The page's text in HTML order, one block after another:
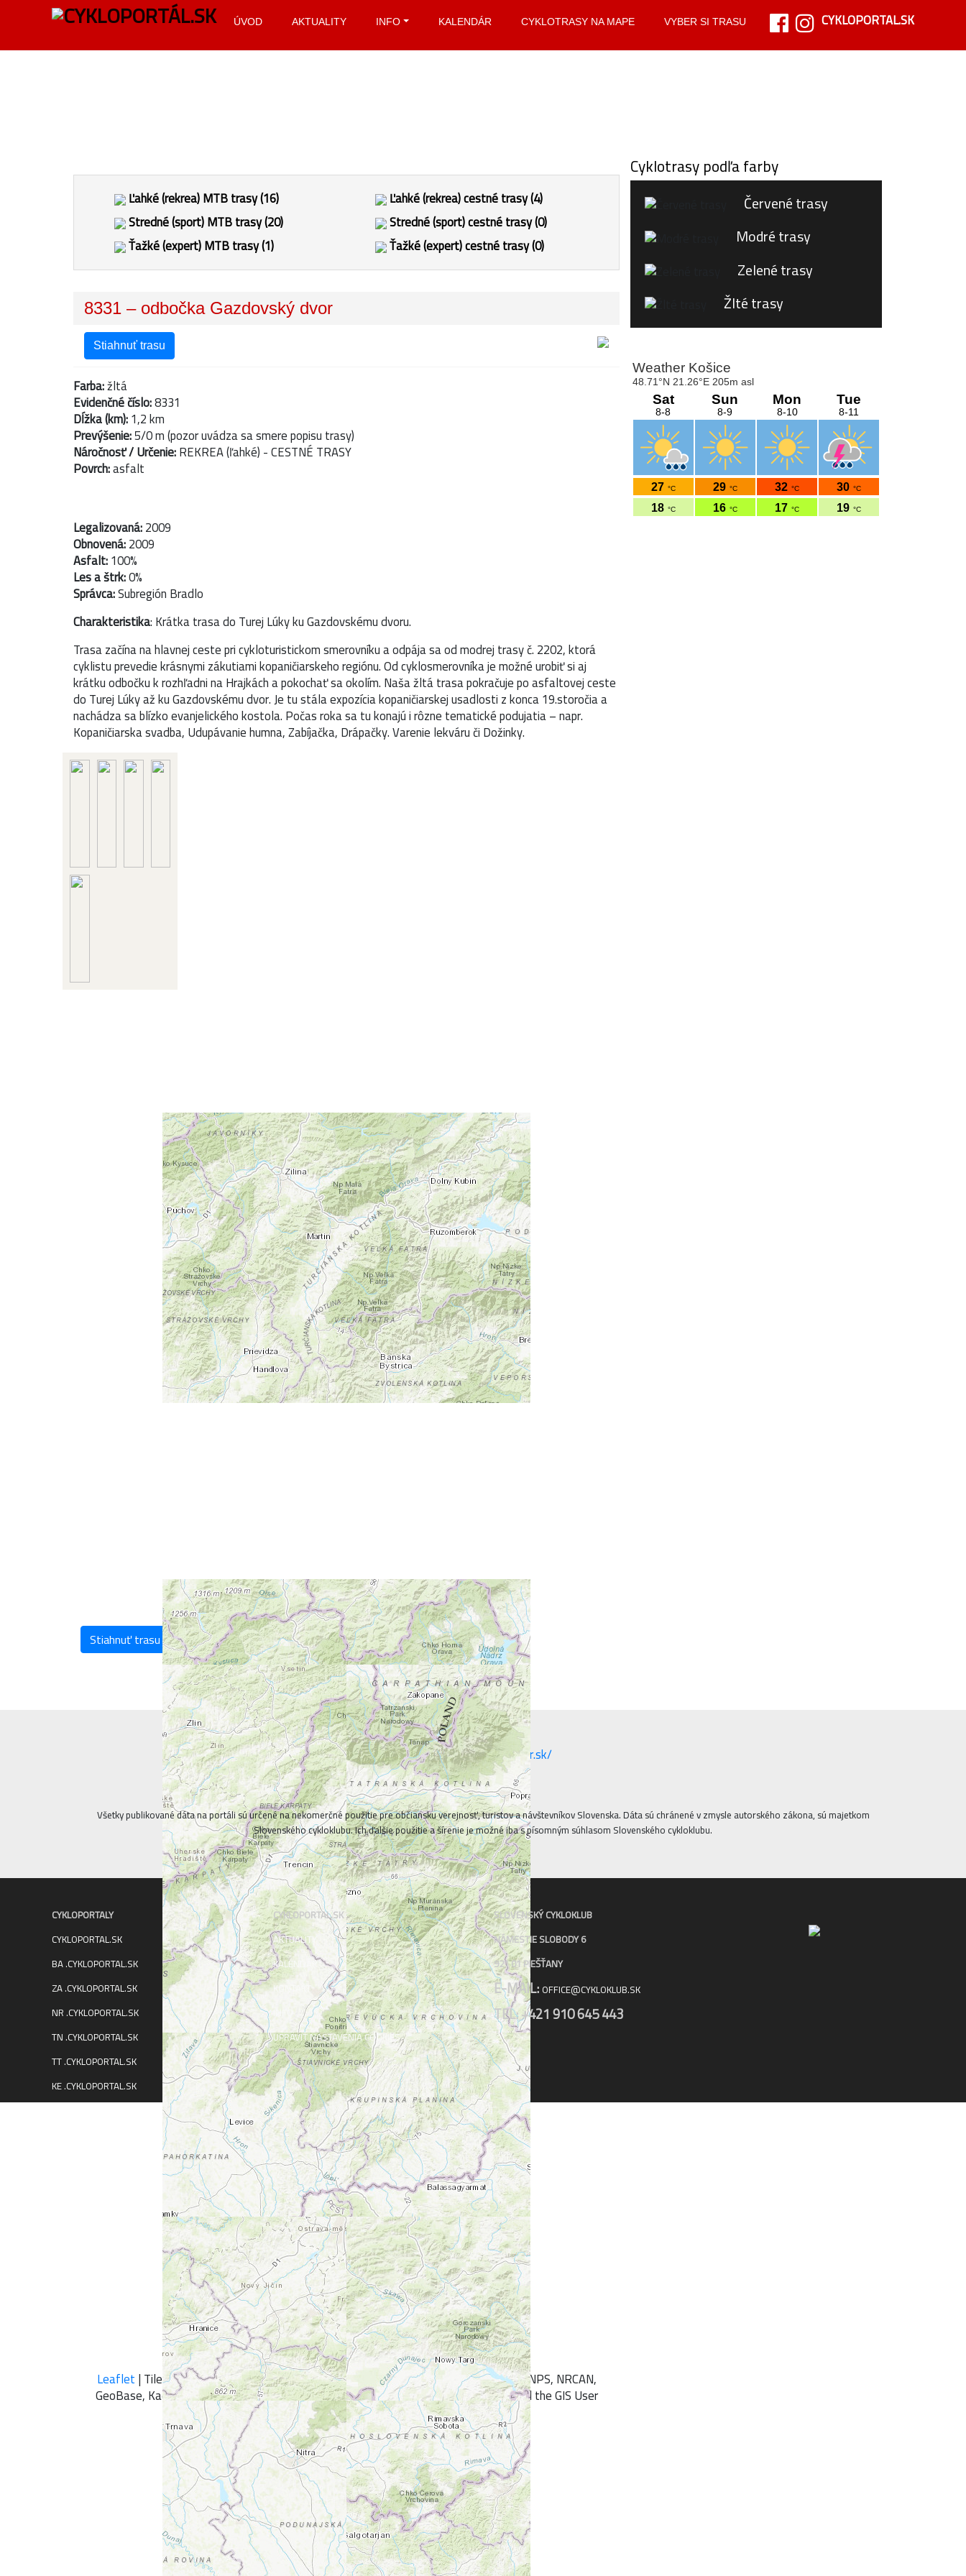
ÚVOD AKTUALITY INFO KALENDÁR CYKLOTRASY NA MAPE VYBER SI TRASU CYKLOPORTAL.SK
Ľahké (rekrea) MTB trasy (16)
Stredné (sport) MTB trasy (20)
Ťažké (expert) MTB trasy (1)
Ľahké (rekrea) cestné trasy (4)
Stredné (sport) cestné trasy (0)
Ťažké (expert) cestné trasy (0)
8331 – odbočka Gazdovský dvor
Stiahnuť trasu
Farba:žltá
Evidenčné číslo:8331
Dĺžka (km):1,2 km
Prevýšenie:5/0 m (pozor uvádza sa smere popisu trasy)
Náročnosť / Určenie:REKREA (ľahké) - CESTNÉ TRASY
Povrch:asfalt
Legalizovaná:2009
Obnovená:2009
Asfalt:100%
Les a štrk:0%
Správca:Subregión Bradlo
Charakteristika: Krátka trasa do Turej Lúky ku Gazdovskému dvoru.
Trasa začína na hlavnej ceste pri cykloturistickom smerovníku a odpája sa od modrej trasy č. 2202, ktorá
cyklistu prevedie krásnymi zákutiami kopaničiarskeho regiónu. Od cyklosmerovníka je možné urobiť si aj
krátku odbočku k rozhľadni na Hrajkách a pokochať sa okolím. Naša žltá trasa pokračuje po asfaltovej ceste
do Turej Lúky až ku Gazdovskému dvor. Je tu stála expozícia kopaničiarskej usadlosti z konca 19.storočia a
nachádza sa blízko evanjelického kostola. Počas roka sa tu konajú i rôzne tematické podujatia – napr.
Kopaničiarska svadba, Udupávanie humna, Zabíjačka, Drápačky. Varenie lekváru či Dožinky.
+-
Leaflet| Tiles © Esri — Esri, DeLorme, NAVTEQ, TomTom, Intermap, iPC, USGS, FAO, NPS, NRCAN,
GeoBase, Kadaster NL, Ordnance Survey, Esri Japan, METI, Esri China (Hong Kong), and the GIS User
Community
Stiahnuť trasu
Cyklotrasy podľa farby
Červené trasy
Modré trasy
Zelené trasy
Žlté trasy
Všetky publikované dáta na portáli sú určené na nekomerčné použitie pre občiansku verejnosť, turistov a návštevníkov Slovenska. Dáta sú chránené v zmysle autorského zákona, sú majetkom
Slovenského cykloklubu. Ich ďalšie použitie a šírenie je možné iba s písomným súhlasom Slovenského cykloklubu.
CYKLOPORTALY
CYKLOPORTAL.SK
BA .CYKLOPORTAL.SK
ZA .CYKLOPORTAL.SK
NR .CYKLOPORTAL.SK
TN .CYKLOPORTAL.SK
TT .CYKLOPORTAL.SK
KE .CYKLOPORTAL.SK
CYKLOPORTAL.SK
AKTUALITY
KALENDÁR
KONTAKT
INFO
UPRAVIŤ NASTAVENIA COOKIES
SLOVENSKÝ CYKLOKLUB
NÁMESTIE SLOBODY 6
921 01 PIEŠŤANY
E-MAIL: OFFICE@CYKLOKLUB.SK
TEL: +421 910 645 443